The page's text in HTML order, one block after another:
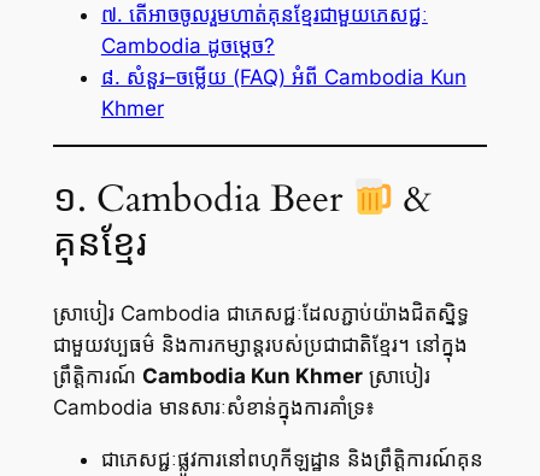
៧. តើអាចចូលរួមហាត់គុនខ្មែរជាមួយភេសជ្ជៈ
Cambodia ដូចម្តេច?
៨. សំនួរ–ចម្លើយ (FAQ) អំពី Cambodia Kun
Khmer
១. Cambodia Beer
&
គុនខ្មែរ
ស្រាបៀរ Cambodia ជាភេសជ្ជៈដែលភ្ជាប់យ៉ាងជិតស្និទ្ធ
ជាមួយ​វប្បធម៌ និងការកម្សាន្តរបស់ប្រជាជាតិខ្មែរ។ នៅក្នុង
ព្រឹត្តិការណ៍ Cambodia Kun Khmerស្រាបៀរ
Cambodia មានសារៈសំខាន់ក្នុងការគាំទ្រ៖
ជាភេសជ្ជៈផ្លូវការ​នៅពហុកីឡដ្ឋាន និងព្រឹត្តិការណ៍គុន